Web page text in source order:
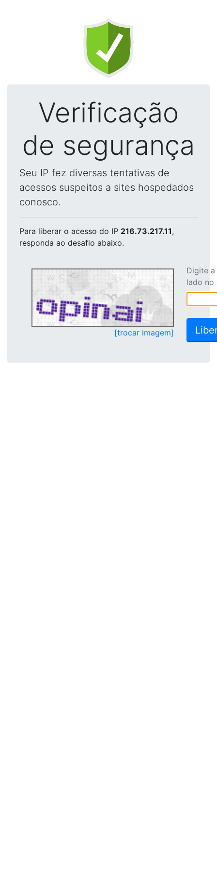
Verificação
de segurança
Seu IP fez diversas tentativas de
acessos suspeitos a sites hospedados
conosco.
Para liberar o acesso do IP 216.73.217.11,
responda ao desafio abaixo.
[trocar imagem]
Digite
lado no